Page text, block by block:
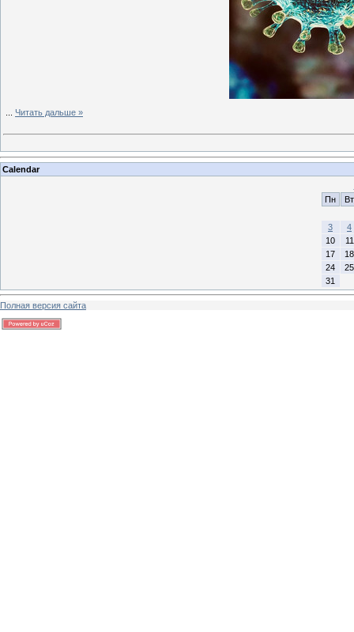
Читать дальше »
Calendar
Пн
Вт
3
4
10
11
17
18
24
25
31
Полная версия сайта